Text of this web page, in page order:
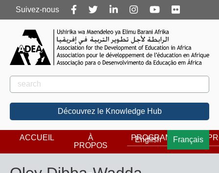
Follow
us
Suivez-nous
Rechercher
Rechercher
Découvrez le Knowledge Hub
English Français
ACCUEIL
À
PROPOS
PROGRAMMES